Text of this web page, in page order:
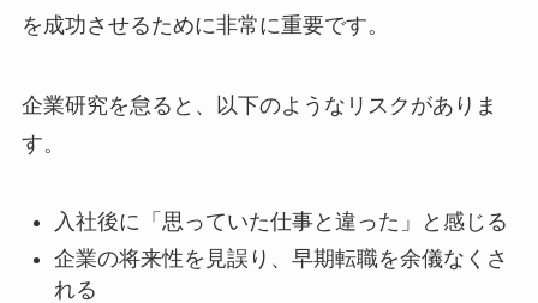
を成功させるために非常に重要です。
企業研究を怠ると、以下のようなリスクがありま
す。
入社後に「思っていた仕事と違った」と感じる
企業の将来性を見誤り、早期転職を余儀なくさ
れる